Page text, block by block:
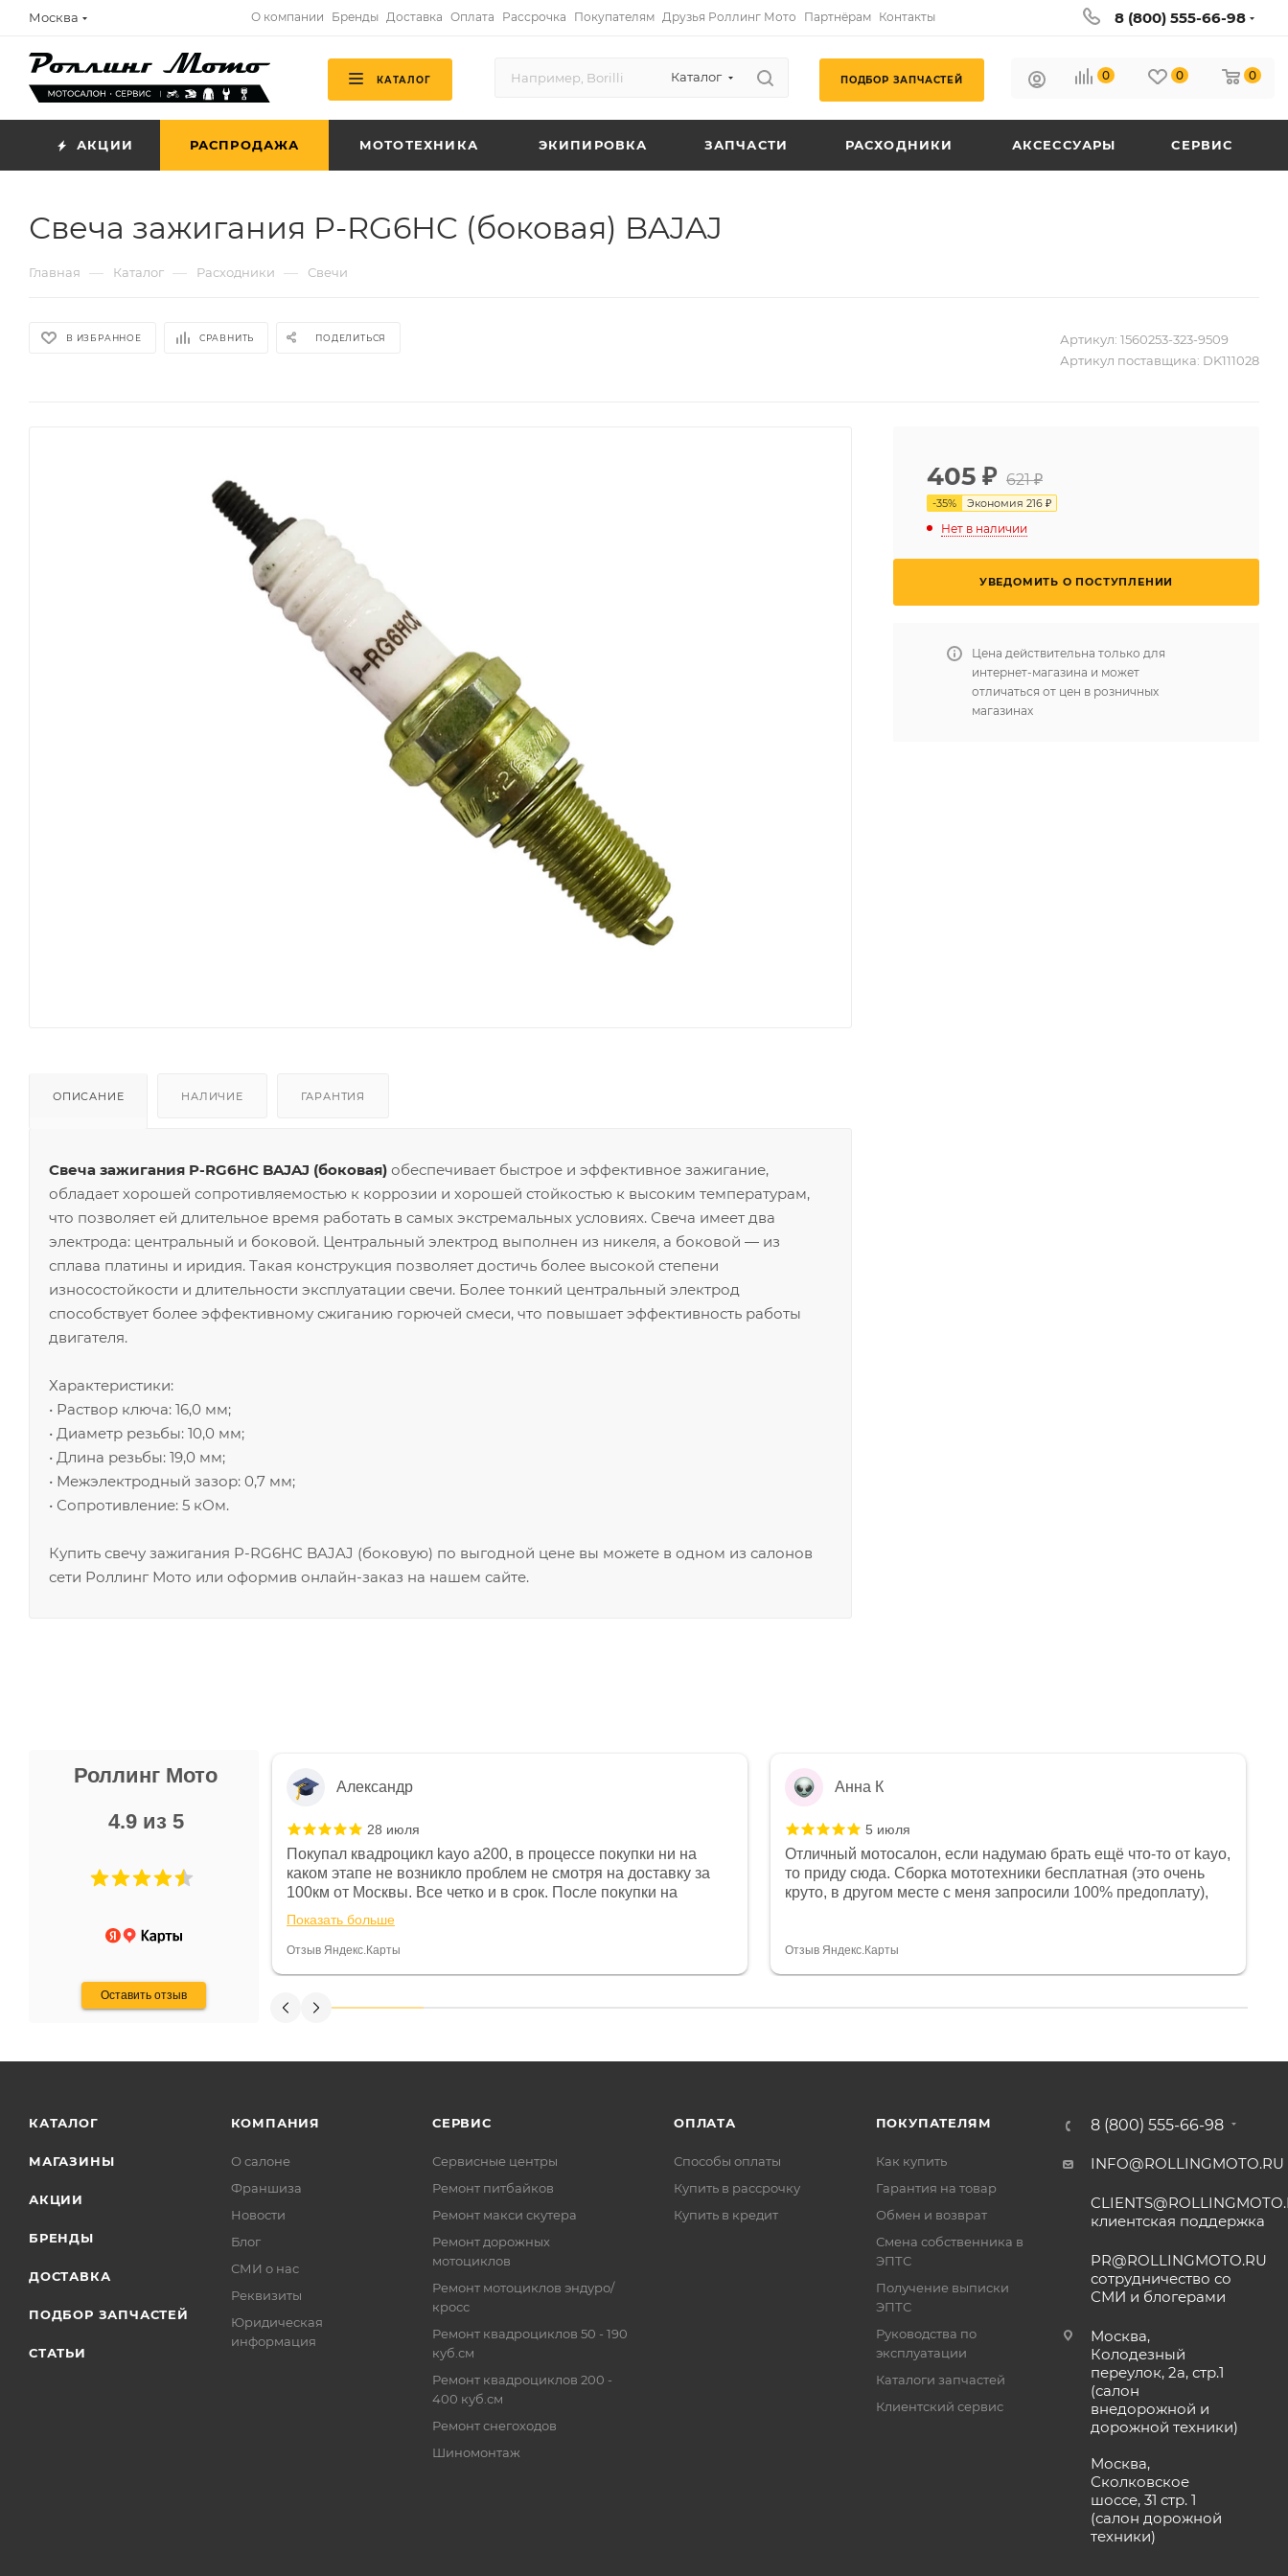
Москва О компании Бренды Доставка Оплата Рассрочка Покупателям Друзья Роллинг Мото Партнёрам Контакты 8 (800) 555-66-98
КАТАЛОГ Каталог ПОДБОР ЗАПЧАСТЕЙ 0 0 0
АКЦИИ РАСПРОДАЖА МОТОТЕХНИКА ЭКИПИРОВКА ЗАПЧАСТИ РАСХОДНИКИ АКСЕССУАРЫ СЕРВИС
Свеча зажигания P-RG6HC (боковая) BAJAJ
Главная — Каталог — Расходники — Свечи
В ИЗБРАННОЕ СРАВНИТЬ ПОДЕЛИТЬСЯ Артикул: 1560253-323-9509
Артикул поставщика: DK111028
ОПИСАНИЕ НАЛИЧИЕ ГАРАНТИЯ
Свеча зажигания P-RG6HC BAJAJ (боковая) обеспечивает быстрое и эффективное зажигание,
обладает хорошей сопротивляемостью к коррозии и хорошей стойкостью к высоким температурам,
что позволяет ей длительное время работать в самых экстремальных условиях. Свеча имеет два
электрода: центральный и боковой. Центральный электрод выполнен из никеля, а боковой — из
сплава платины и иридия. Такая конструкция позволяет достичь более высокой степени
износостойкости и длительности эксплуатации свечи. Более тонкий центральный электрод
способствует более эффективному сжиганию горючей смеси, что повышает эффективность работы
двигателя.
Характеристики:
• Раствор ключа: 16,0 мм;
• Диаметр резьбы: 10,0 мм;
• Длина резьбы: 19,0 мм;
• Межэлектродный зазор: 0,7 мм;
• Сопротивление: 5 кОм.
Купить свечу зажигания P-RG6HC BAJAJ (боковую) по выгодной цене вы можете в одном из салонов
сети Роллинг Мото или оформив онлайн-заказ на нашем сайте.
405 ₽ 621 ₽
-35% Экономия 216 ₽
Нет в наличии
УВЕДОМИТЬ О ПОСТУПЛЕНИИ
Цена действительна только для
интернет-магазина и может
отличаться от цен в розничных
магазинах
Роллинг Мото
4.9 из 5
Оставить отзыв
Не понравились условия
и дают только на год)
Александр
28 июля
Покупал квадроцикл kayo a200, в процессе покупки ни на
каком этапе не возникло проблем не смотря на доставку за
100км от Москвы. Все четко и в срок. После покупки на
спидометре всегда был 0, при этом представители магазина
постоянно были на связи и в итоге проблема была решена.
Считаю, что это говорит о небезразличии к клиенту после
Показать больше
Отзыв Яндекс.Карты
Анна К
5 июля
Отличный мотосалон, если надумаю брать ещё что-то от kayo,
то приду сюда. Сборка мототехники бесплатная (это очень
круто, в другом месте с меня запросили 100% предоплату),
спасибо отдельное, всегда на связи, очень детально всё
Отзыв Яндекс.Карты
КАТАЛОГ
МАГАЗИНЫ
АКЦИИ
БРЕНДЫ
ДОСТАВКА
ПОДБОР ЗАПЧАСТЕЙ
СТАТЬИ
КОМПАНИЯ
О салоне
Франшиза
Новости
Блог
СМИ о нас
Реквизиты
Юридическая
информация
СЕРВИС
Сервисные центры
Ремонт питбайков
Ремонт макси скутера
Ремонт дорожных
мотоциклов
Ремонт мотоциклов эндуро/
кросс
Ремонт квадроциклов 50 - 190
куб.см
Ремонт квадроциклов 200 -
400 куб.см
Ремонт снегоходов
Шиномонтаж
ОПЛАТА
Способы оплаты
Купить в рассрочку
Купить в кредит
ПОКУПАТЕЛЯМ
Как купить
Гарантия на товар
Обмен и возврат
Смена собственника в
ЭПТС
Получение выписки
ЭПТС
Руководства по
эксплуатации
Каталоги запчастей
Клиентский сервис
8 (800) 555-66-98
INFO@ROLLINGMOTO.RU
клиентская поддержка
PR@ROLLINGMOTO.RU
сотрудничество со
СМИ и блогерами
Москва,
Колодезный
переулок, 2а, стр.1
(салон
внедорожной и
дорожной техники)
Москва,
Сколковское
шоссе, 31 стр. 1
(салон дорожной
техники)